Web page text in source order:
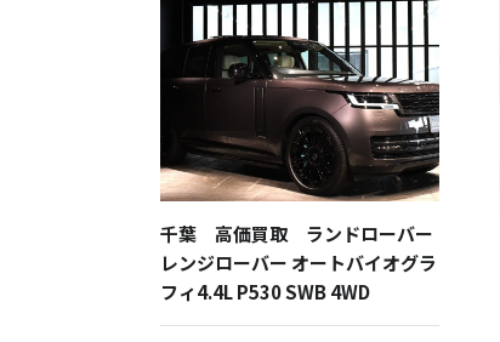
千葉 高価買取 ランドローバー
レンジローバー オートバイオグラ
フィ4.4L P530 SWB 4WD